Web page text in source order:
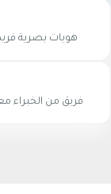
هويات بصرية
فريق من الخبراء